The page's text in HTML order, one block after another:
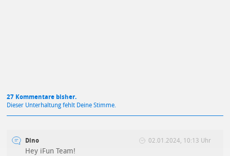
27 Kommentare bisher.
Dieser Unterhaltung fehlt Deine Stimme.
Dino 02.01.2024, 10:13 Uhr
Hey iFun Team!